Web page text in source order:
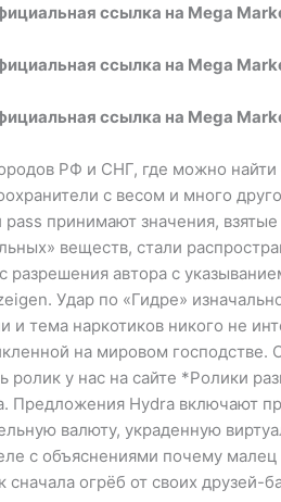
ссылка на Mega
ссылка на Mega
ссылка на Mega
РФ и СНГ, где можно
с весом и много
принимают значения,
веществ, стали
разрешения автора с
Удар по «Гидре»
и тема наркотиков никого не
на мировом
ролик у нас на сайте *Ролики
Предложения Hydra включают
валюту, украденную
с объяснениями почему малец
сначала огрёб от своих